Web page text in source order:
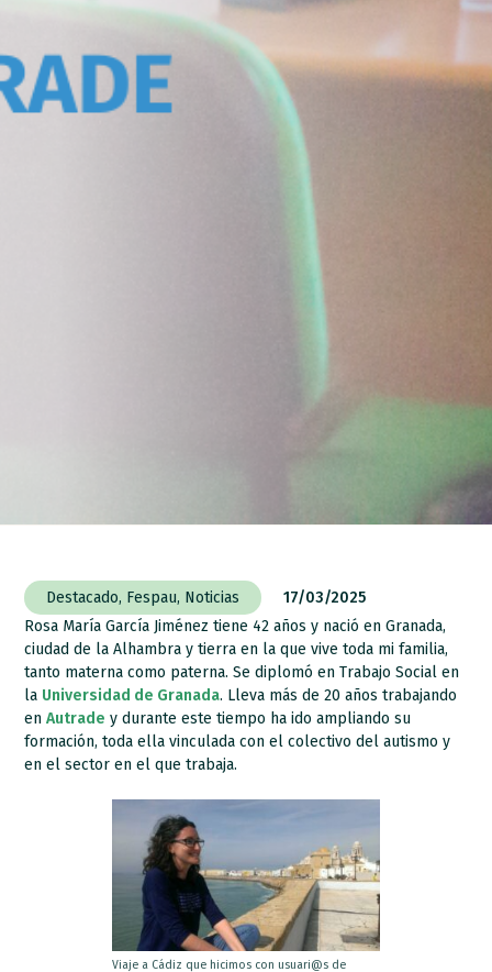
Destacado, Fespau, Noticias
17/03/2025
Rosa María García Jiménez tiene 42 años y nació en Granada,
ciudad de la Alhambra y tierra en la que vive toda mi familia,
tanto materna como paterna. Se diplomó en Trabajo Social en
la Universidad de Granada. Lleva más de 20 años trabajando
enAutrade y durante este tiempo ha ido ampliando su
formación, toda ella vinculada con el colectivo del autismo y
en el sector en el que trabaja.
Viaje a Cádiz que hicimos con usuari@s de